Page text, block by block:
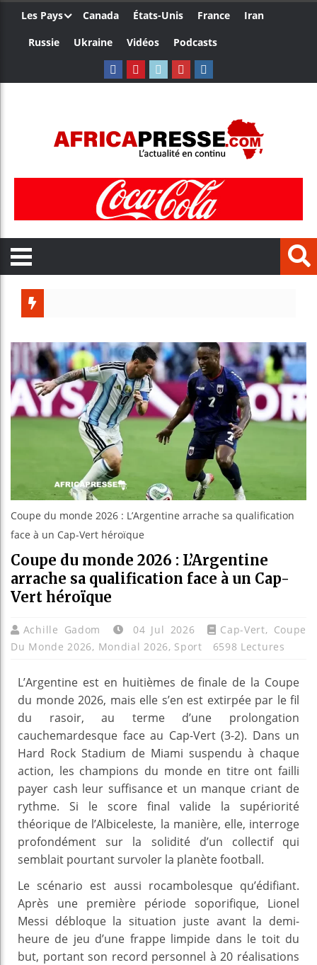
Les Pays Canada États-Unis France
Iran
Russie
Ukraine Vidéos Podcasts
Guinée :
Réforme
Bénin :
Coupe du monde 2026 : L’Argentine arrache sa qualification
face à un Cap-Vert héroïque
Coupe du monde 2026 : L’Argentine
arrache sa qualification face à un Cap-
Vert héroïque
Achille Gadom 04 Jul 2026 Cap-Vert, Coupe
Du Monde 2026, Mondial 2026, Sport 6598 Lectures
L’Argentine est en huitièmes de finale de la Coupe
du monde 2026, mais elle s’en est extirpée par le fil
du rasoir, au terme d’une prolongation
cauchemardesque face au Cap-Vert (3-2). Dans un
Hard Rock Stadium de Miami suspendu à chaque
action, les champions du monde en titre ont failli
payer cash leur suffisance et un manque criant de
rythme. Si le score final valide la supériorité
théorique de l’Albiceleste, la manière, elle, interroge
profondément sur la solidité d’un collectif qui
semblait pourtant survoler la planète football.
Le scénario est aussi rocambolesque qu’édifiant.
Après une première période soporifique, Lionel
Messi débloque la situation juste avant la demi-
heure de jeu d’une frappe limpide dans le toit du
but, portant son record personnel à 20 réalisations